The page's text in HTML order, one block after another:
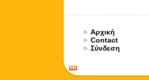
Αρχική
Contact
Σύνδεση